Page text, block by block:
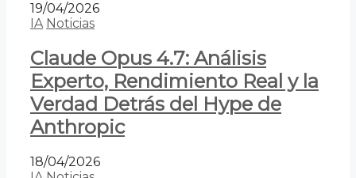
19/04/2026
IA Noticias
Claude Opus 4.7: Análisis
Experto, Rendimiento Real y la
Verdad Detrás del Hype de
Anthropic
18/04/2026